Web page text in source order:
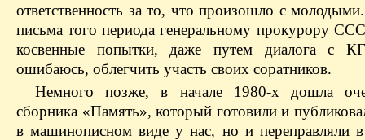
ответственность за то, что произошло с
письма того периода генеральному прокурору
косвенные попытки, даже путем диалога с
ошибаюсь, облегчить участь своих соратников.
Немного позже, в начале 1980-х дошла
сборника «Память», который готовили и
в машинописном виде у нас, но и переправляли